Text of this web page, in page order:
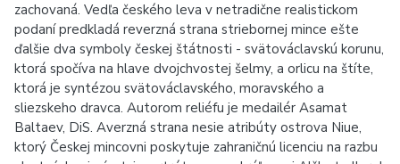
zachovaná. Vedľa českého leva v netradične realistickom
podaní predkladá reverzná strana striebornej mince ešte
ďalšie dva symboly českej štátnosti - svätováclavskú korunu,
ktorá spočíva na hlave dvojchvostej šelmy, a orlicu na štíte,
ktorá je syntézou svätováclavského, moravského a
sliezskeho dravca. Autorom reliéfu je medailér Asamat
Baltaev, DiS. Averzná strana nesie atribúty ostrova Niue,
ktorý Českej mincovni poskytuje zahraničnú licenciu na razbu